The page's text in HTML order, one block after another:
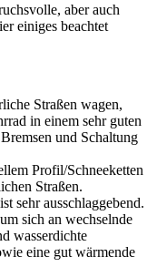
aber auch
einiges beachtet
Straßen wagen,
in einem sehr guten
und Schaltung
Profil/Schneeketten
Straßen.
sehr ausschlaggebend.
sich an wechselnde
wasserdichte
eine gut wärmende